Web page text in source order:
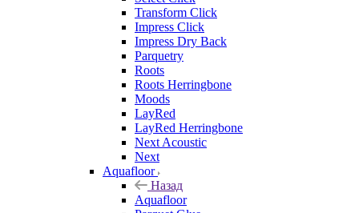
Transform Click
Impress Click
Impress Dry Back
Parquetry
Roots
Roots Herringbone
Moods
LayRed
LayRed Herringbone
Next Acoustic
Next
Aquafloor
Назад
Aquafloor